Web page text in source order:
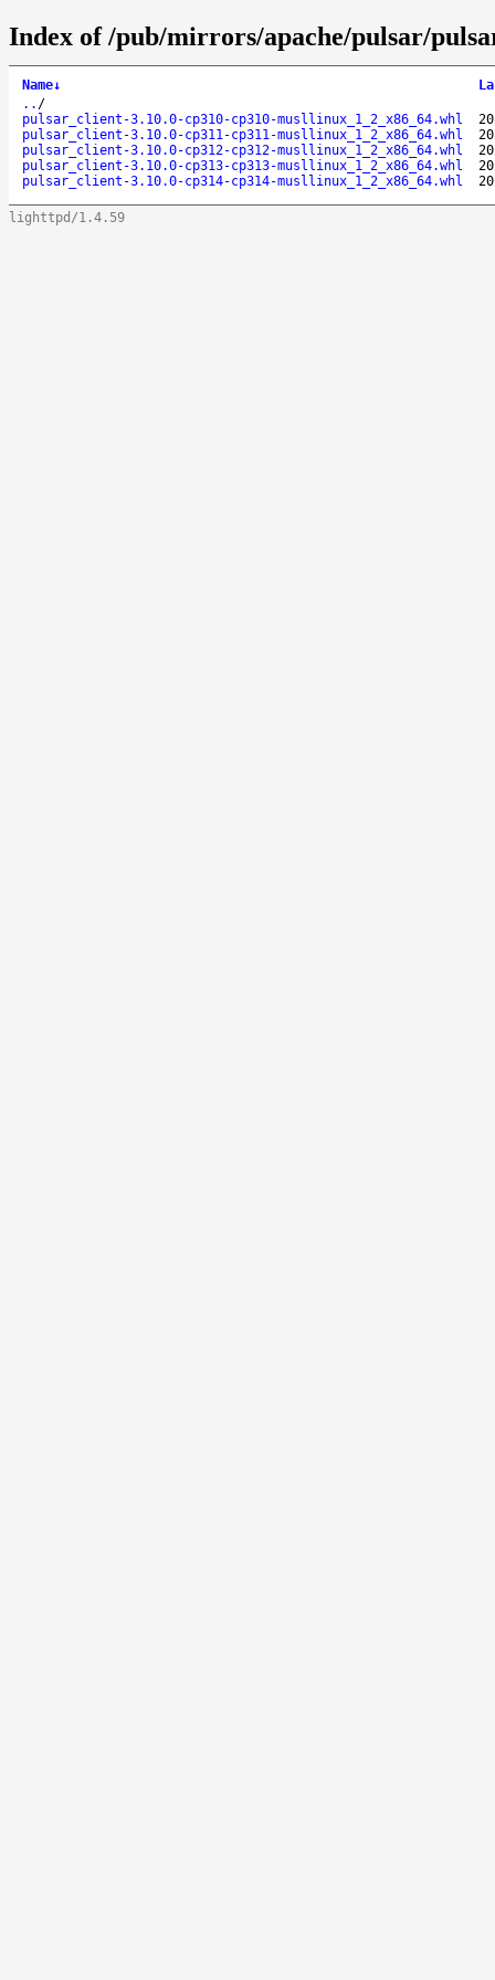
Index of /pub/mirrors/apache/pulsar/
Name↓
.. /
pulsar_client-3.10.0-cp310-cp310-musllinux_1_2_x86_64.whl
pulsar_client-3.10.0-cp311-cp311-musllinux_1_2_x86_64.whl
pulsar_client-3.10.0-cp312-cp312-musllinux_1_2_x86_64.whl
pulsar_client-3.10.0-cp313-cp313-musllinux_1_2_x86_64.whl
pulsar_client-3.10.0-cp314-cp314-musllinux_1_2_x86_64.whl
lighttpd/1.4.59